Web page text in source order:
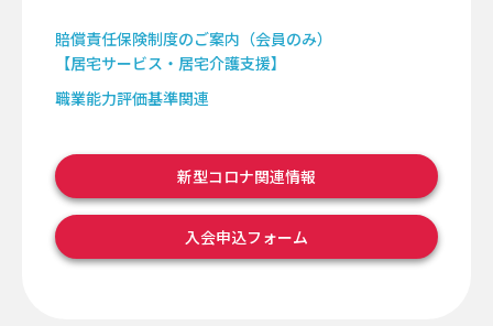
賠償責任保険制度のご案内（会員のみ）
【居宅サービス・居宅介護支援】
職業能力評価基準関連
新型コロナ関連情報
入会申込フォーム